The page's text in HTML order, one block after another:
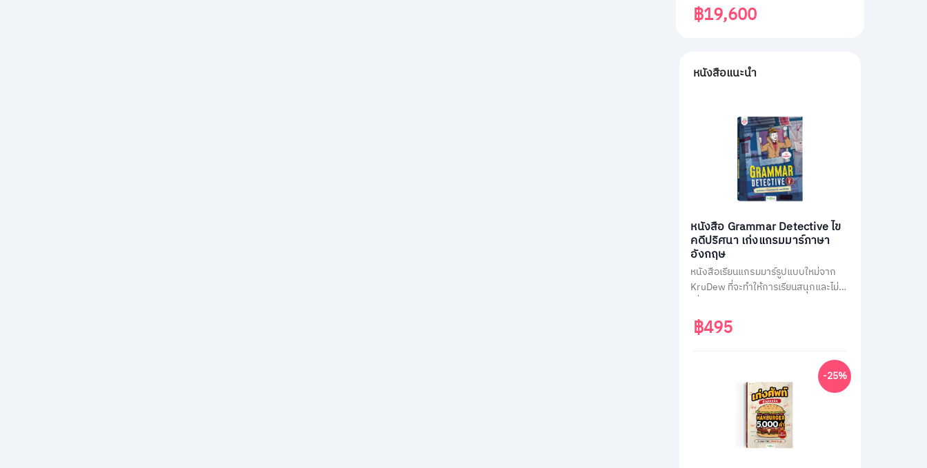
฿19,600
หนังสือแนะนำ
หนังสือ Grammar Detective ไข
คดีปริศนา เก่งแกรมมาร์ภาษา
อังกฤษ
หนังสือเรียนแกรมมาร์รูปแบบใหม่จาก
KruDew ที่จะทำให้การเรียนสนุกและไม่น่า
สวมบทนักสืบ ไขคดีปริศนาไปพร้อมกับ
การเรียนรู้หลักแกรมมาร์ที่ครอบคลุม
ฝึกหัดทบทวนความเข้าใจมากกว่า 400
฿495
-25%